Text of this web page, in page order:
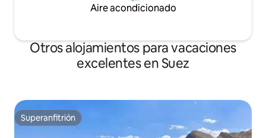
Aire acondicionado
Otros alojamientos para vacaciones
excelentes en Suez
Superanfitrión
Superanfitrión